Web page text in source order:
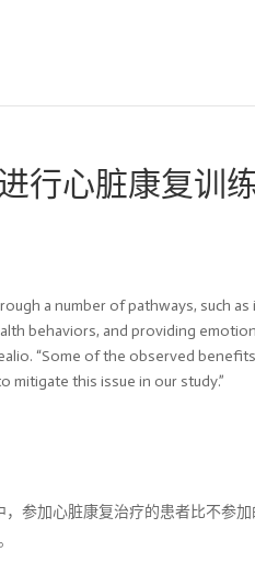
行心脏康复训
参加心脏康复治疗的患者比不参加